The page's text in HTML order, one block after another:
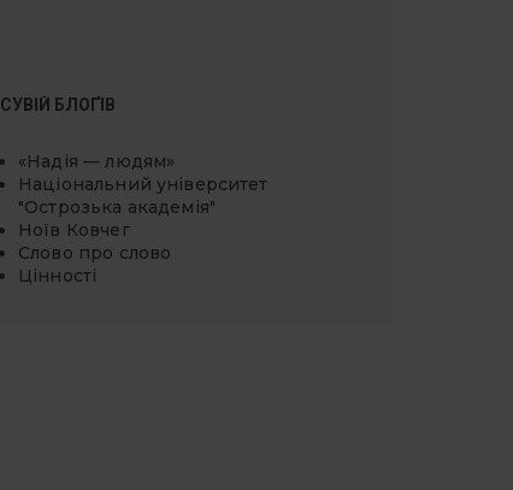
СУВІЙ БЛОҐІВ
«Надія — людям»
Національний університет
"Острозька академія"
Ноїв Ковчег
Слово про слово
Цінності